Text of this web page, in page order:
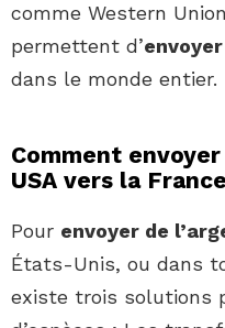
comme Western
permettent d’
dans le monde entier.
Comment
USA vers la
Pour envoyer de
États-Unis, ou dans
existe trois solutions